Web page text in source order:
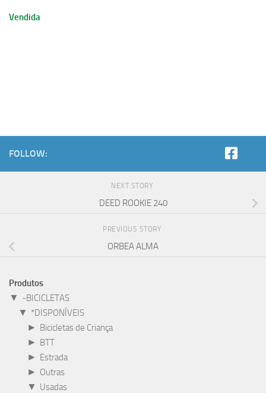
Vendida
FOLLOW:
NEXT STORY
DEED ROOKIE 240
PREVIOUS STORY
ORBEA ALMA
Produtos
▼ -BICICLETAS
▼ *DISPONÍVEIS
► Bicicletas de Criança
► BTT
► Estrada
► Outras
▼ Usadas